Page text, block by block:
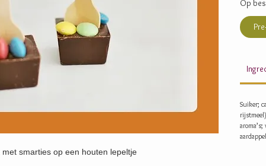
smarties op een houten lepeltje
Op
Suiker;